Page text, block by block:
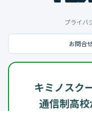
プライバ
お問合
キミノスク
通信制高